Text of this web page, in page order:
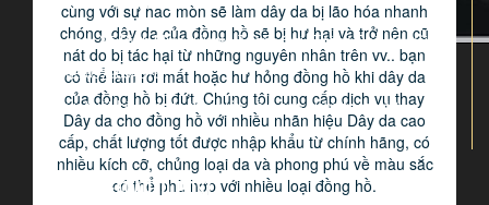
Đối với các đồng hồ có chức năng đo thời gian thể
thao (Chronograph), nên hạn chế sử dụng kim đo thể
thao (Chronograph hand) thường xuyên, vì nếu sử
dụng chức năng này liên tục (do sơ ý hoặc ngoài ý
muốn) sẽ khiến cho pin của đồng hồ nhanh hết, bộ
phận đếm và chia thời gian (Split time) bị loạn chức
cùng với sự hao mòn sẽ làm dây da bị lão hóa nhanh
chóng, dây da của đồng hồ sẽ bị hư hại và trở nên cũ
nát do bị tác hại từ những nguyên nhân trên vv.. bạn
có thể làm rơi mất hoặc hư hỏng đồng hồ khi dây da
của đồng hồ bị đứt. Chúng tôi cung cấp dịch vụ thay
Dây da cho đồng hồ với nhiều nhãn hiệu Dây da cao
cấp, chất lượng tốt được nhập khẩu từ chính hãng, có
nhiều kích cỡ, chủng loại da và phong phú về màu sắc
có thể phù hợp với nhiều loại đồng hồ.
Xóm chợ, Xã Bình Minh, Huyện Thanh Oai, Thành Phố Hà Nội
Hotline: 0979694616
Dịch vụ thiết kế website theo yêu cầu, seo website top 10
PHẦN MỀM AUTO POST